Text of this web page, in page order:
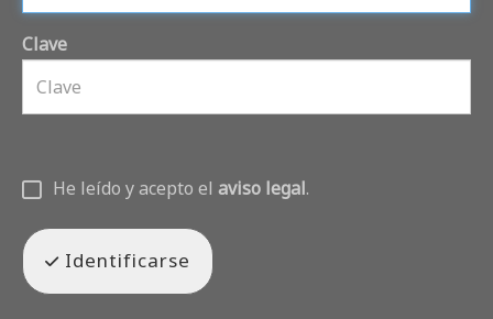
Clave
He leído y acepto el aviso legal.
Identificarse